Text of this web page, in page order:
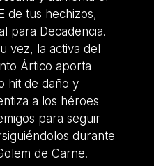
de tus hechizos,
para Decadencia.
vez, la activa del
Ártico aporta
hit de daño y
a los héroes
para seguir
durante
de Carne.